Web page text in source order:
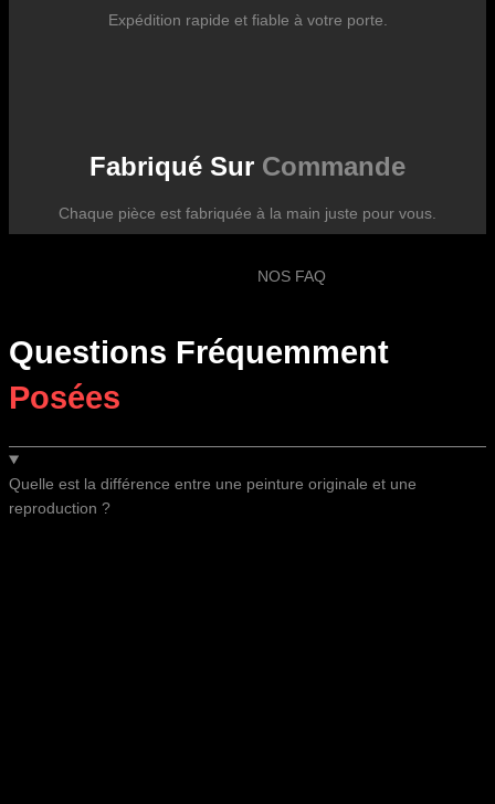
Expédition rapide et fiable à votre porte.
Fabriqué Sur Commande
Chaque pièce est fabriquée à la main juste pour vous.
NOS FAQ
Questions Fréquemment
Posées
Quelle est la différence entre une peinture originale et une
reproduction ?